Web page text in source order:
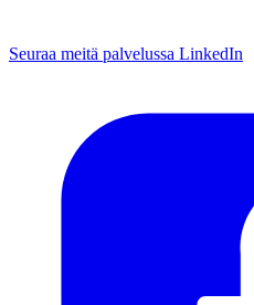
Seuraa meitä palvelussa LinkedIn